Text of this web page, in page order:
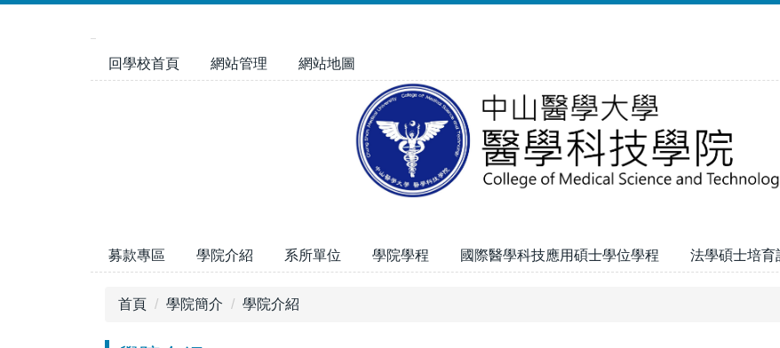
回學校首頁 網站管理 網站地圖
募款專區 學院介紹 系所單位 學院學程 國際醫學科技應用碩士學位學程 法學碩士培育
首頁 學院簡介 學院介紹